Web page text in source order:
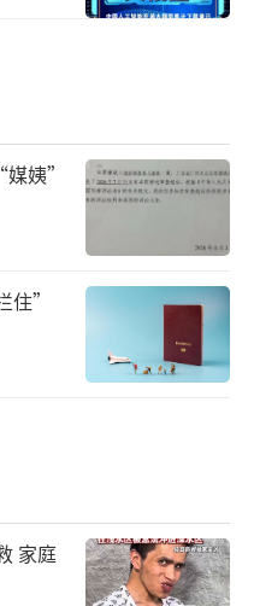
行业，尽调再充分
险，即使跨界并购
姨”
住”
家庭